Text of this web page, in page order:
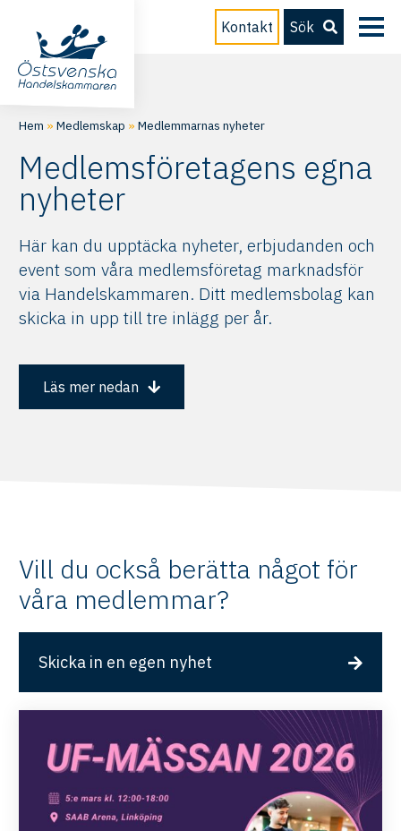
Kontakt Sök
Hem »Medlemskap »Medlemmarnas nyheter
Medlemsföretagens egna
nyheter
Här kan du upptäcka nyheter, erbjudanden och
event som våra medlemsföretag marknadsför
via Handelskammaren. Ditt medlemsbolag kan
skicka in upp till tre inlägg per år.
Läs mer nedan
Vill du också berätta något för
våra medlemmar?
Skicka in en egen nyhet